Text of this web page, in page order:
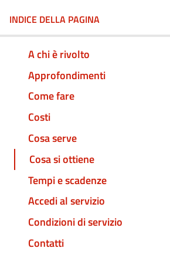
INDICE DELLA PAGINA
A chi è rivolto
Approfondimenti
Come fare
Costi
Cosa serve
Cosa si ottiene
Tempi e scadenze
Accedi al servizio
Condizioni di servizio
Contatti